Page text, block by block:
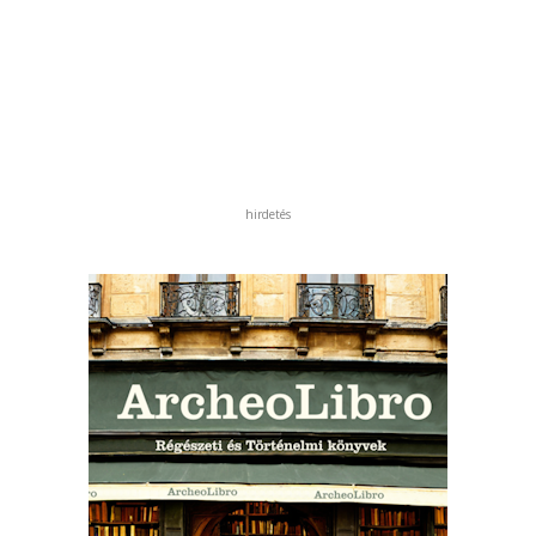
hirdetés